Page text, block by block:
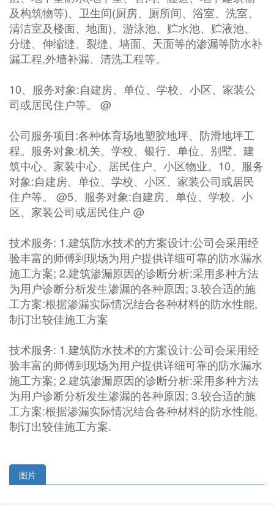
及构筑物等)、卫生间(厨房、厕所间、浴室、洗室、
清洁室及楼面、地面)、游泳池、贮水池、贮液池、
分缝、伸缩缝、裂缝、墙面、天面等的渗漏等防水补
漏工程,外墙补漏、清洗工程等。
10、服务对象:自建房、单位、学校、小区、家装公
司或居民住户等。 @
公司服务项目:各种体育场地塑胶地坪、防滑地坪工
程。服务对象:机关、学校、银行、单位、别墅、建
筑中心、家装中心、居民住户、小区物业。10、服务
对象:自建房、单位、学校、小区、家装公司或居民
住户等。 @5、服务对象:自建房、单位、学校、小
区、家装公司或居民住户 @
技术服务: 1.建筑防水技术的方案设计:公司会采用经
验丰富的师傅到现场为用户提供详细可靠的防水漏水
施工方案; 2.建筑渗漏原因的诊断分析:采用多种方法
为用户诊断分析发生渗漏的各种原因; 3.较合适的施
工方案:根据渗漏实际情况结合各种材料的防水性能,
制订出较佳施工方案
技术服务: 1.建筑防水技术的方案设计:公司会采用经
验丰富的师傅到现场为用户提供详细可靠的防水漏水
施工方案; 2.建筑渗漏原因的诊断分析:采用多种方法
为用户诊断分析发生渗漏的各种原因; 3.较合适的施
工方案:根据渗漏实际情况结合各种材料的防水性能,
制订出较佳施工方案.
图片